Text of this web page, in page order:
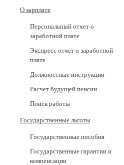
О зарплате
Персональный отчет о
заработной плате
Экспресс отчет о заработной
плате
Должностные инструкции
Расчет будущей пенсии
Поиск работы
Государственные льготы
Государственные пособия
Государственные гарантии и
компенсации